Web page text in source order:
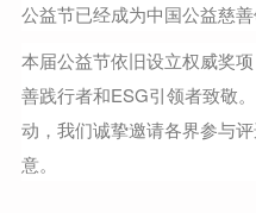
公益节已经成为中国公益慈
本届公益节依旧设立权威奖
善践行者和ESG引领者致敬
动，我们诚挚邀请各界参与
意。